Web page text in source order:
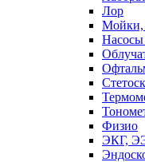
Лор
Мойки,
Физио
ЭКГ,